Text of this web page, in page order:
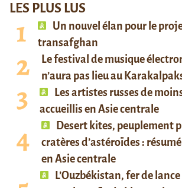
LES PLUS LUS
Un nouvel élan pour le
transafghan
Le festival de musique
n’aura pas lieu au
Les artistes russes de
accueillis en Asie centrale
Desert kites, peuplement
cratères d’astéroïdes :
en Asie centrale
L’Ouzbékistan, fer de